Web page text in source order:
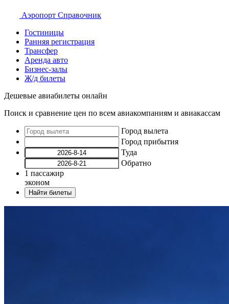
Аэропорт Справочник
Гостиницы
Ранняя регистрация
Трансфер
Аренда авто
Бизнес-залы
Ж/д билеты
Дешевые авиабилеты онлайн
Поиск и сравнение цен по всем авиакомпаниям и авиакассам
Город вылета
Город прибытия
Туда
Обратно
1 пассажир
эконом
Найти билеты